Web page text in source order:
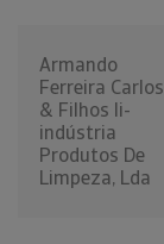
Armando
Ferreira Carlos
& Filhos Ii-
indústria
Produtos De
Limpeza, Lda